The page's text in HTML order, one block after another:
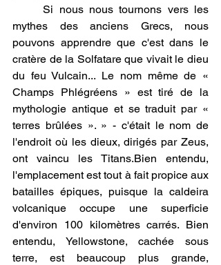
Si nous nous tournons vers les
mythes des anciens Grecs, nous
pouvons apprendre que c'est dans le
cratère de la Solfatare que vivait le dieu
du feu Vulcain... Le nom même de «
Champs Phlégréens » est tiré de la
mythologie antique et se traduit par «
terres brûlées ». » - c'était le nom de
l'endroit où les dieux, dirigés par Zeus,
ont vaincu les Titans.Bien entendu,
l'emplacement est tout à fait propice aux
batailles épiques, puisque la caldeira
volcanique occupe une superficie
d'environ 100 kilomètres carrés. Bien
entendu, Yellowstone, cachée sous
terre, est beaucoup plus grande,